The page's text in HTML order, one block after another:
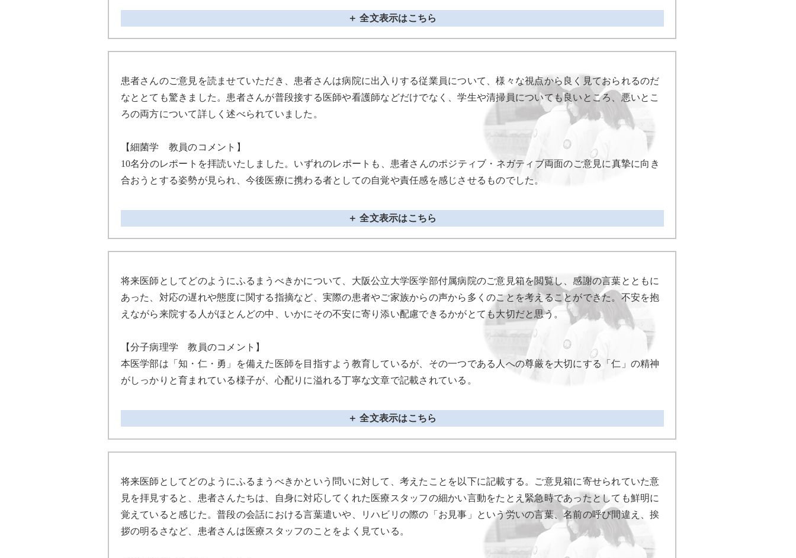
＋ 全文表示はこちら
患者さんのご意見を読ませていただき、患者さんは病院に出入りする従業員について、様々な視点から良く見ておられるのだ
なととても驚きました。患者さんが普段接する医師や看護師などだけでなく、学生や清掃員についても良いところ、悪いとこ
ろの両方について詳しく述べられていました。
【細菌学 教員のコメント】
10名分のレポートを拝読いたしました。いずれのレポートも、患者さんのポジティブ・ネガティブ両面のご意見に真摯に向き
合おうとする姿勢が見られ、今後医療に携わる者としての自覚や責任感を感じさせるものでした。
＋ 全文表示はこちら
将来医師としてどのようにふるまうべきかについて、大阪公立大学医学部付属病院のご意見箱を閲覧し、感謝の言葉とともに
あった、対応の遅れや態度に関する指摘など、実際の患者やご家族からの声から多くのことを考えることができた。不安を抱
えながら来院する人がほとんどの中、いかにその不安に寄り添い配慮できるかがとても大切だと思う。
【分子病理学 教員のコメント】
本医学部は「知・仁・勇」を備えた医師を目指すよう教育しているが、その一つである人への尊厳を大切にする「仁」の精神
がしっかりと育まれている様子が、心配りに溢れる丁寧な文章で記載されている。
＋ 全文表示はこちら
将来医師としてどのようにふるまうべきかという問いに対して、考えたことを以下に記載する。ご意見箱に寄せられていた意
見を拝見すると、患者さんたちは、自身に対応してくれた医療スタッフの細かい言動をたとえ緊急時であったとしても鮮明に
覚えていると感じた。普段の会話における言葉遣いや、リハビリの際の「お見事」という労いの言葉、名前の呼び間違え、挨
拶の明るさなど、患者さんは医療スタッフのことをよく見ている。